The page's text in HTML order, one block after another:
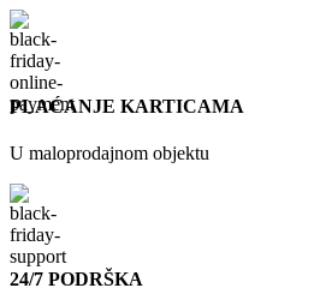
PLAĆANJE KARTICAMA
U maloprodajnom objektu
24/7 PODRŠKA